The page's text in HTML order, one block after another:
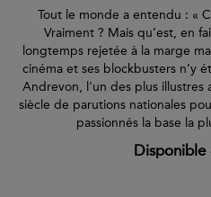
Tout le monde a entendu : «
Vraiment ? Mais qu’est, en
longtemps rejetée à la marge
cinéma et ses blockbusters n’y
Andrevon, l'un des plus illustres
siècle de parutions nationales
passionnés la base la
Disponible